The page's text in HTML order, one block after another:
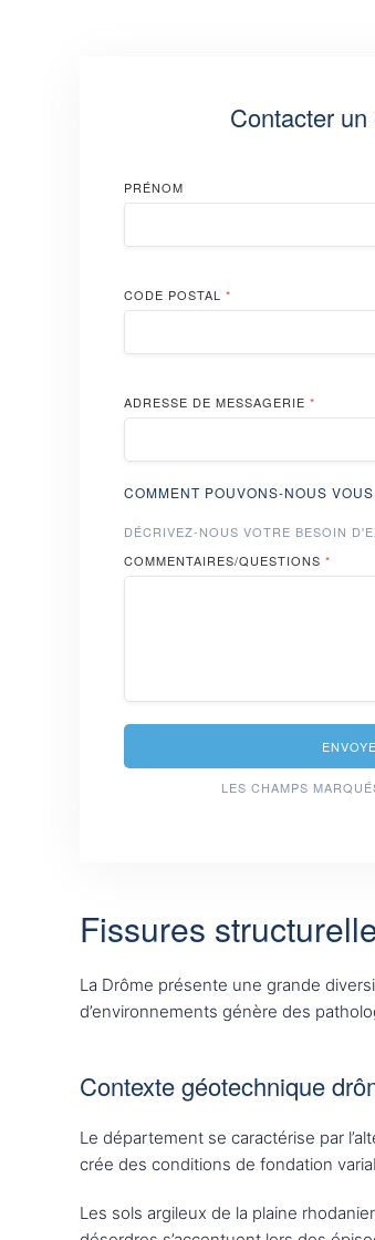
Contacter
PRÉNOM
CODE POSTAL *
ADRESSE DE MESSAGERIE *
COMMENT POUVONS-NOUS
DÉCRIVEZ-NOUS VOTRE BESOIN
COMMENTAIRES/QUESTIONS *
LES CHAMPS
Fissures
La Drôme présente une grande
d’environnements génère des
Contexte géotechnique
Le département se caractérise par
crée des conditions de fondation
Les sols argileux de la plaine